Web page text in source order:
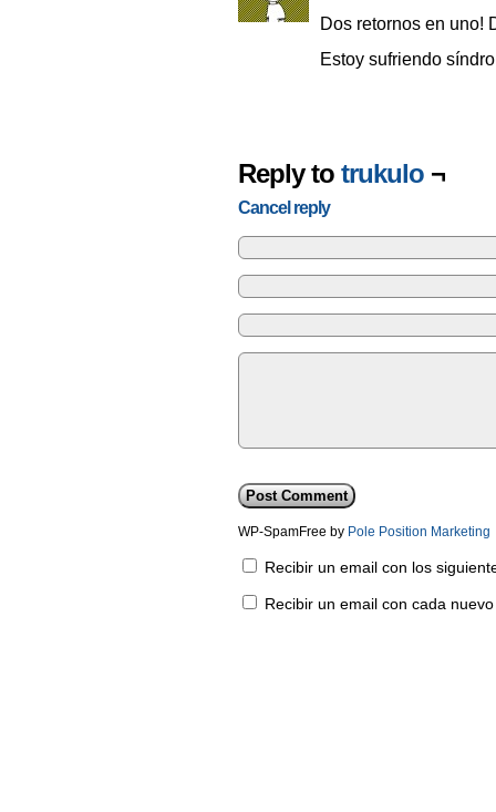
Dos retornos en uno!
Estoy sufriendo
Reply to trukulo ¬
Cancel reply
WP-SpamFree by Pole Position Marketing
Recibir un email con los
Recibir un email con cada